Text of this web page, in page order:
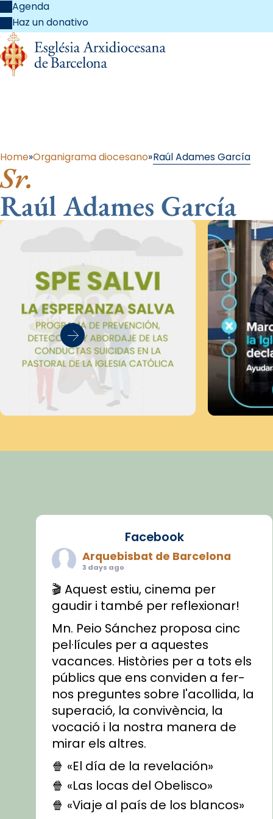
Agenda
Haz un donativo
Home Organigrama diocesano Raúl Adames García
Sr.
Raúl Adames García
Facebook
Arquebisbat de Barcelona
3 days ago
🎬 Aquest estiu, cinema per
gaudir i també per reflexionar!
Mn. Peio Sánchez proposa cinc
pel·lícules per a aquestes
vacances. Històries per a tots els
públics que ens conviden a fer-
nos preguntes sobre l'acollida, la
superació, la convivència, la
vocació i la nostra manera de
mirar els altres.
🍿 «El día de la revelación»
🍿 «Las locas del Obelisco»
🍿 «Viaje al país de los blancos»